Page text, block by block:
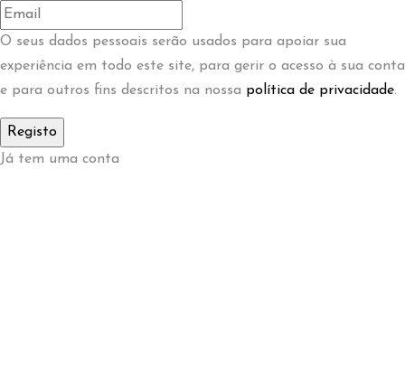
O seus dados pessoais serão usados ​​para apoiar sua
experiência em todo este site, para gerir o acesso à sua conta
e para outros fins descritos na nossa política de privacidade.
Já tem uma conta